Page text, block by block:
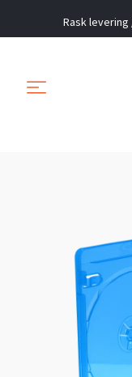
Rask